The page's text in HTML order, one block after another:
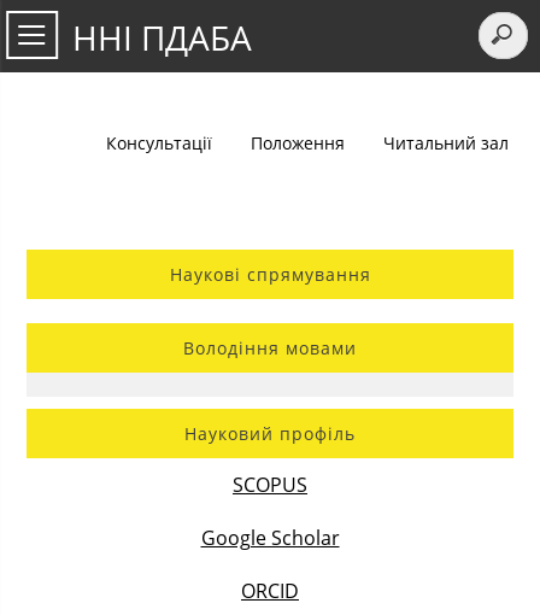
ННІ ПДАБА
Консультації Положення Читальний зал
Наукові спрямування
Володіння мовами
Науковий профіль
SCOPUS
Google Scholar
ORCID